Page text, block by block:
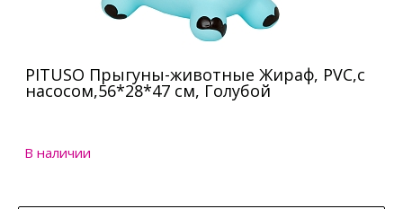
PITUSO Прыгуны-животные Жираф, PVC,с
насосом,56*28*47 см, Голубой
В наличии